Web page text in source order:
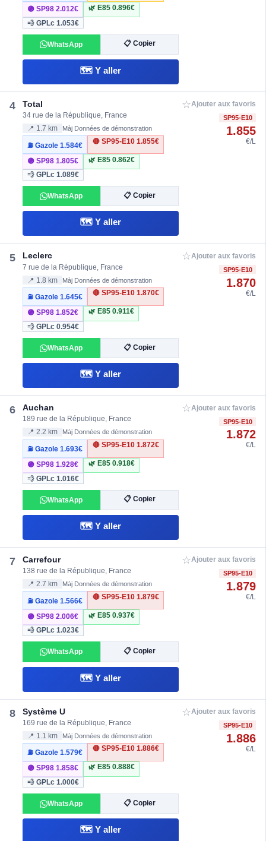
🟣 SP982.012€ 🌿 E85 0.896€
💨 GPLc1.053€
WhatsApp 📋 Copier
🗺️ Y aller
4 Total
34 rue de la République, France
📍 1.7 km Màj Données de démonstration
⛽ Gazole1.584€
🔴 SP95-E10 1.855€
🟣 SP981.805€ 🌿 E85 0.862€
💨 GPLc1.089€
WhatsApp 📋 Copier
🗺️ Y aller
☆Ajouter aux favoris
SP95-E10
1.855
€/L
5 Leclerc
7 rue de la République, France
📍 1.8 km Màj Données de démonstration
⛽ Gazole1.645€
🔴 SP95-E10 1.870€
🟣 SP981.852€ 🌿 E85 0.911€
💨 GPLc0.954€
WhatsApp 📋 Copier
🗺️ Y aller
☆Ajouter aux favoris
SP95-E10
1.870
€/L
6 Auchan
189 rue de la République, France
📍 2.2 km Màj Données de démonstration
⛽ Gazole1.693€
🔴 SP95-E10 1.872€
🟣 SP981.928€ 🌿 E85 0.918€
💨 GPLc1.016€
WhatsApp 📋 Copier
🗺️ Y aller
☆Ajouter aux favoris
SP95-E10
1.872
€/L
7 Carrefour
138 rue de la République, France
📍 2.7 km Màj Données de démonstration
⛽ Gazole1.566€
🔴 SP95-E10 1.879€
🟣 SP982.006€ 🌿 E85 0.937€
💨 GPLc1.023€
WhatsApp 📋 Copier
🗺️ Y aller
☆Ajouter aux favoris
SP95-E10
1.879
€/L
8 Système U
169 rue de la République, France
📍 1.1 km Màj Données de démonstration
⛽ Gazole1.579€
🔴 SP95-E10 1.886€
🟣 SP981.858€ 🌿 E85 0.888€
💨 GPLc1.000€
WhatsApp 📋 Copier
🗺️ Y aller
☆Ajouter aux favoris
SP95-E10
1.886
€/L